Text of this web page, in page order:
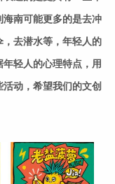
南可能更多的是去冲
去潜水等，年轻人的
轻人的心理特点，用
动，希望我们的文创